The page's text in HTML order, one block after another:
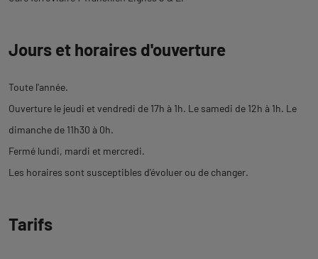
Jours et horaires d'ouverture
Toute l'année.
Ouverture le jeudi et vendredi de 17h à 1h. Le samedi de 12h à 1h. Le
dimanche de 11h30 à 0h.
Fermé lundi, mardi et mercredi.
Les horaires sont susceptibles d'évoluer ou de changer.
Tarifs